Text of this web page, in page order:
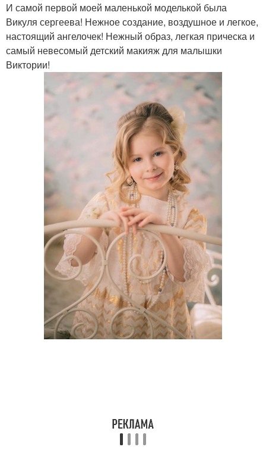
И самой первой моей маленькой моделькой была
Викуля сергеева! Нежное создание, воздушное и легкое,
настоящий ангелочек! Нежный образ, легкая прическа и
самый невесомый детский макияж для малышки
Виктории!